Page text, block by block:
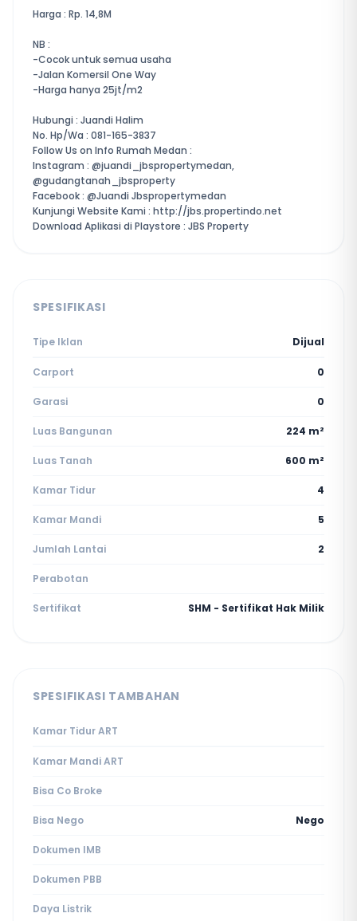
Harga : Rp. 14,8M
NB :
-Cocok untuk semua usaha
-Jalan Komersil One Way
-Harga hanya 25jt/m2
Hubungi : Juandi Halim
No. Hp/Wa : 081-165-3837
Follow Us on Info Rumah Medan :
Instagram : @juandi_jbspropertymedan,
@gudangtanah_jbsproperty
Facebook : @Juandi Jbspropertymedan
Kunjungi Website Kami : http://jbs.propertindo.net
Download Aplikasi di Playstore : JBS Property
SPESIFIKASI
Tipe Iklan Dijual
Carport 0
Garasi 0
Luas Bangunan 224 m²
Luas Tanah 600 m²
Kamar Tidur 4
Kamar Mandi 5
Jumlah Lantai 2
Perabotan
Sertifikat SHM - Sertifikat Hak Milik
SPESIFIKASI TAMBAHAN
Kamar Tidur ART
Kamar Mandi ART
Bisa Co Broke
Bisa Nego Nego
Dokumen IMB
Dokumen PBB
Daya Listrik